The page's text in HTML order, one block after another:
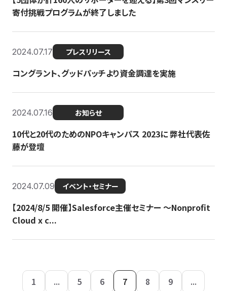
寄付挑戦プログラムが終了しました
2024.07.17 プレスリリース
コングラント、グッドパッチより資金調達を実施
2024.07.16 お知らせ
10代と20代のためのNPOキャンパス 2023に 弊社代表佐
藤が登壇
2024.07.09 イベント・セミナー
【2024/8/5 開催】Salesforce主催セミナー 〜Nonprofit
Cloud x c...
1 ... 5 6 7 8 9
...